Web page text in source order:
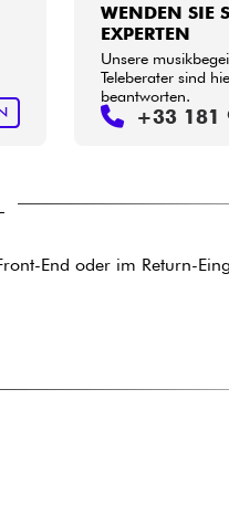
WENDEN SIE
EXPERTEN
Unsere
Teleberater sind
beantworten.
+33 181
End oder im Return-